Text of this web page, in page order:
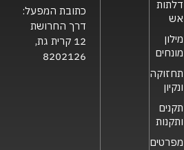
דלתות
אש
מילון
מונחים
תחזוקה
ונקיון
תקנים
ותקנות
מפרטים
כתובת המפעל:
דרך החרושת
12 קרית גת,
8202126